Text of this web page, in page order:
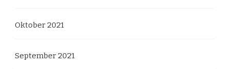
Oktober 2021
September 2021